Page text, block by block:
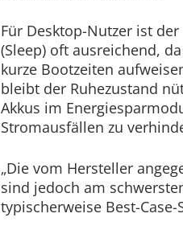
Für Desktop-Nutzer ist
(Sleep) oft ausreichend,
kurze Bootzeiten
bleibt der Ruhezustand
Akkus im
Stromausfällen zu
„Die vom Hersteller
sind jedoch am
typischerweise Best-Case-